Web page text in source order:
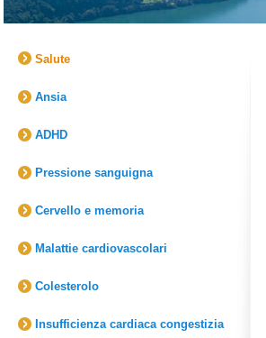
Salute
Ansia
ADHD
Pressione sanguigna
Cervello e memoria
Malattie cardiovascolari
Colesterolo
Insufficienza cardiaca congestizia